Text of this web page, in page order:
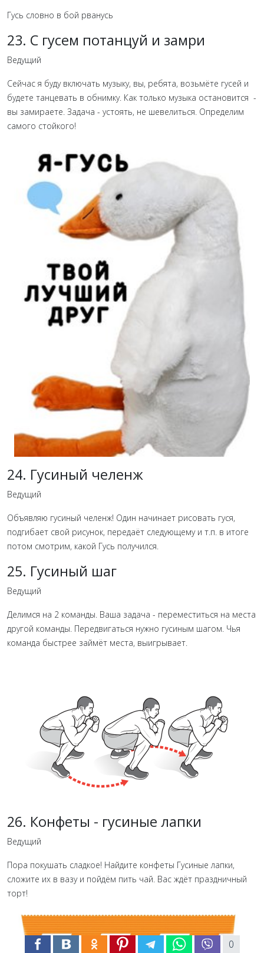
Гусь словно в бой рванусь
23. С гусем потанцуй и замри
Ведущий
Сейчас я буду включать музыку, вы, ребята, возьмёте гусей и
будете танцевать в обнимку. Как только музыка остановится -
вы замираете. Задача - устоять, не шевелиться. Определим
самого стойкого!
24. Гусиный челенж
Ведущий
Объявляю гусиный челенж! Один начинает рисовать гуся,
подгибает свой рисунок, передаёт следующему и т.п. в итоге
потом смотрим, какой Гусь получился.
25. Гусиный шаг
Ведущий
Делимся на 2 команды. Ваша задача - переместиться на места
другой команды. Передвигаться нужно гусиным шагом. Чья
команда быстрее займёт места, выигрывает.
26. Конфеты - гусиные лапки
Ведущий
Пора покушать сладкое! Найдите конфеты Гусиные лапки,
сложите их в вазу и пойдём пить чай. Вас ждёт праздничный
торт!
0